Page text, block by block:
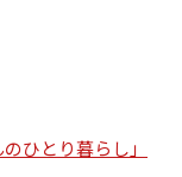
ひとり暮らし」